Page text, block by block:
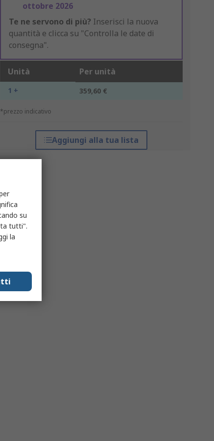
ottobre 2026
Te ne servono di più? Inserisci la nuova
quantità e clicca su "Controlla le date di
consegna".
Unità Per unità
1 + 359,60 €
*prezzo indicativo
Aggiungi alla tua lista
su
tutti".
la